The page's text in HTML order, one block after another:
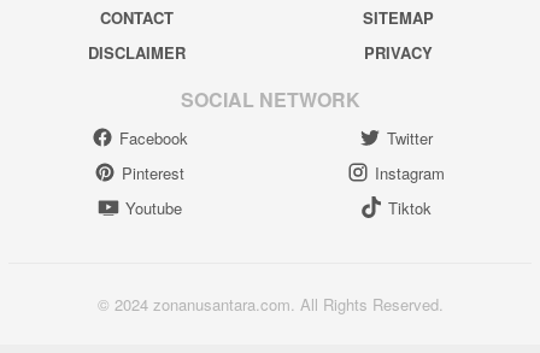
CONTACT
SITEMAP
DISCLAIMER
PRIVACY
SOCIAL NETWORK
Facebook
Twitter
Pinterest
Instagram
Youtube
Tiktok
© 2024 zonanusantara.com. All Rights Reserved.